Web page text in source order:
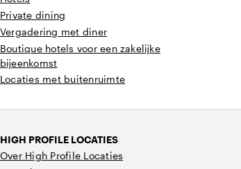
Private dining
Vergadering met diner
Boutique hotels voor een zakelijke
bijeenkomst
Locaties met buitenruimte
HIGH PROFILE LOCATIES
Over High Profile Locaties